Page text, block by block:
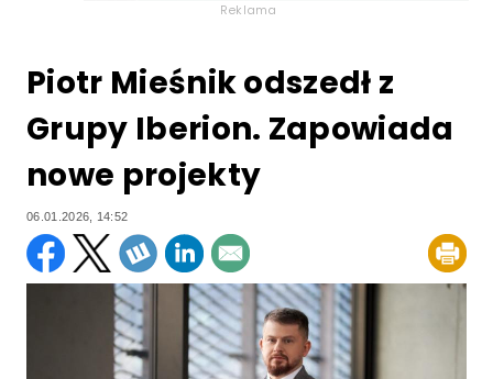
Reklama
Piotr Mieśnik odszedł z
Grupy Iberion. Zapowiada
nowe projekty
06.01.2026, 14:52